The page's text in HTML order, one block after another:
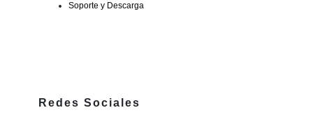
Soporte y Descarga
Redes Sociales